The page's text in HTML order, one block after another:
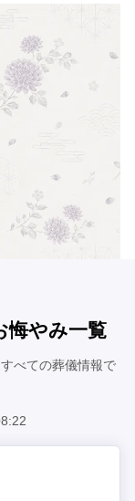
悔やみ一覧
べての葬儀情報で